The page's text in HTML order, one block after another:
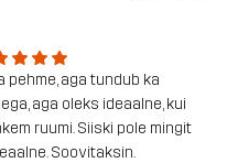
pehme, aga tundub ka
aga oleks ideaalne, kui
ruumi. Siiski pole mingit
Soovitaksin.